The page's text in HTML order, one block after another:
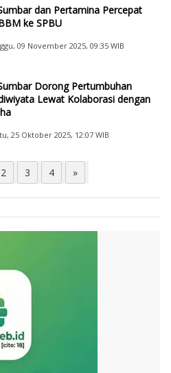
dan Pertamina Percepat
ke SPBU
09 November 2025, 09:35 WIB
Dorong Pertumbuhan
Lewat Kolaborasi dengan
25 Oktober 2025, 12:07 WIB
2 3 4 »